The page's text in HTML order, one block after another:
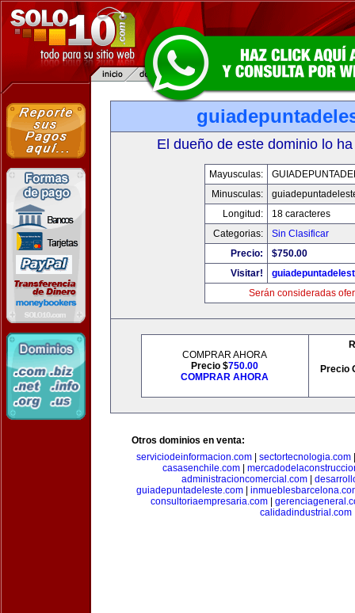
El dueño de este dominio lo
Mayusculas:
Minusculas:
Longitud:
18 caracteres
Categorias:
Sin Clasificar
Precio:
$750.00
Visitar!
Serán consideradas
COMPRAR AHORA
Precio $750.00
COMPRAR AHORA
Precio
Otros dominios en venta:
serviciodeinformacion.com
sectortecnologia.com
casasenchile.com|
administracioncomercial.com|
guiadepuntadeleste.com|
consultoriaempresaria.com
calidadindustrial.com